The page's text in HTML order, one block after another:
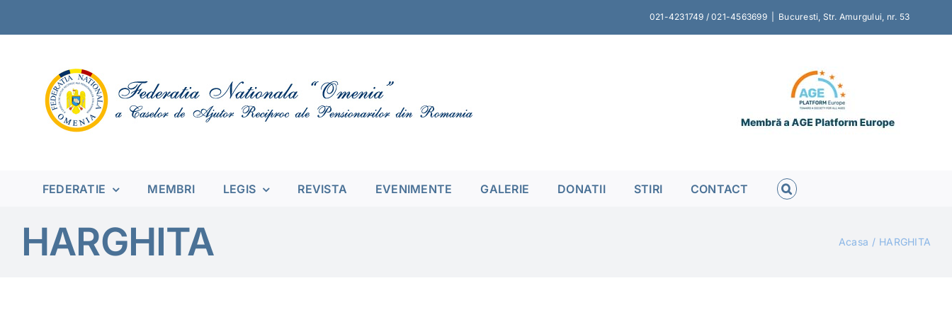
021-4231749 / 021-4563699 Bucuresti, Str. Amurgului, nr. 53
FEDERATIE MEMBRI LEGIS REVISTA EVENIMENTE GALERIE DONATII STIRI CONTACT
HARGHITA Acasa HARGHITA